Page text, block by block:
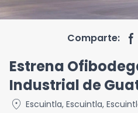
Comparte:
Estrena
Industrial de
location_on Escuintla, Escuintla,